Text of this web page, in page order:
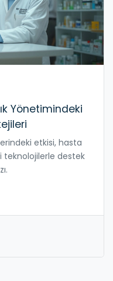
Yönetimindeki
etkisi, hasta
teknolojilerle destek